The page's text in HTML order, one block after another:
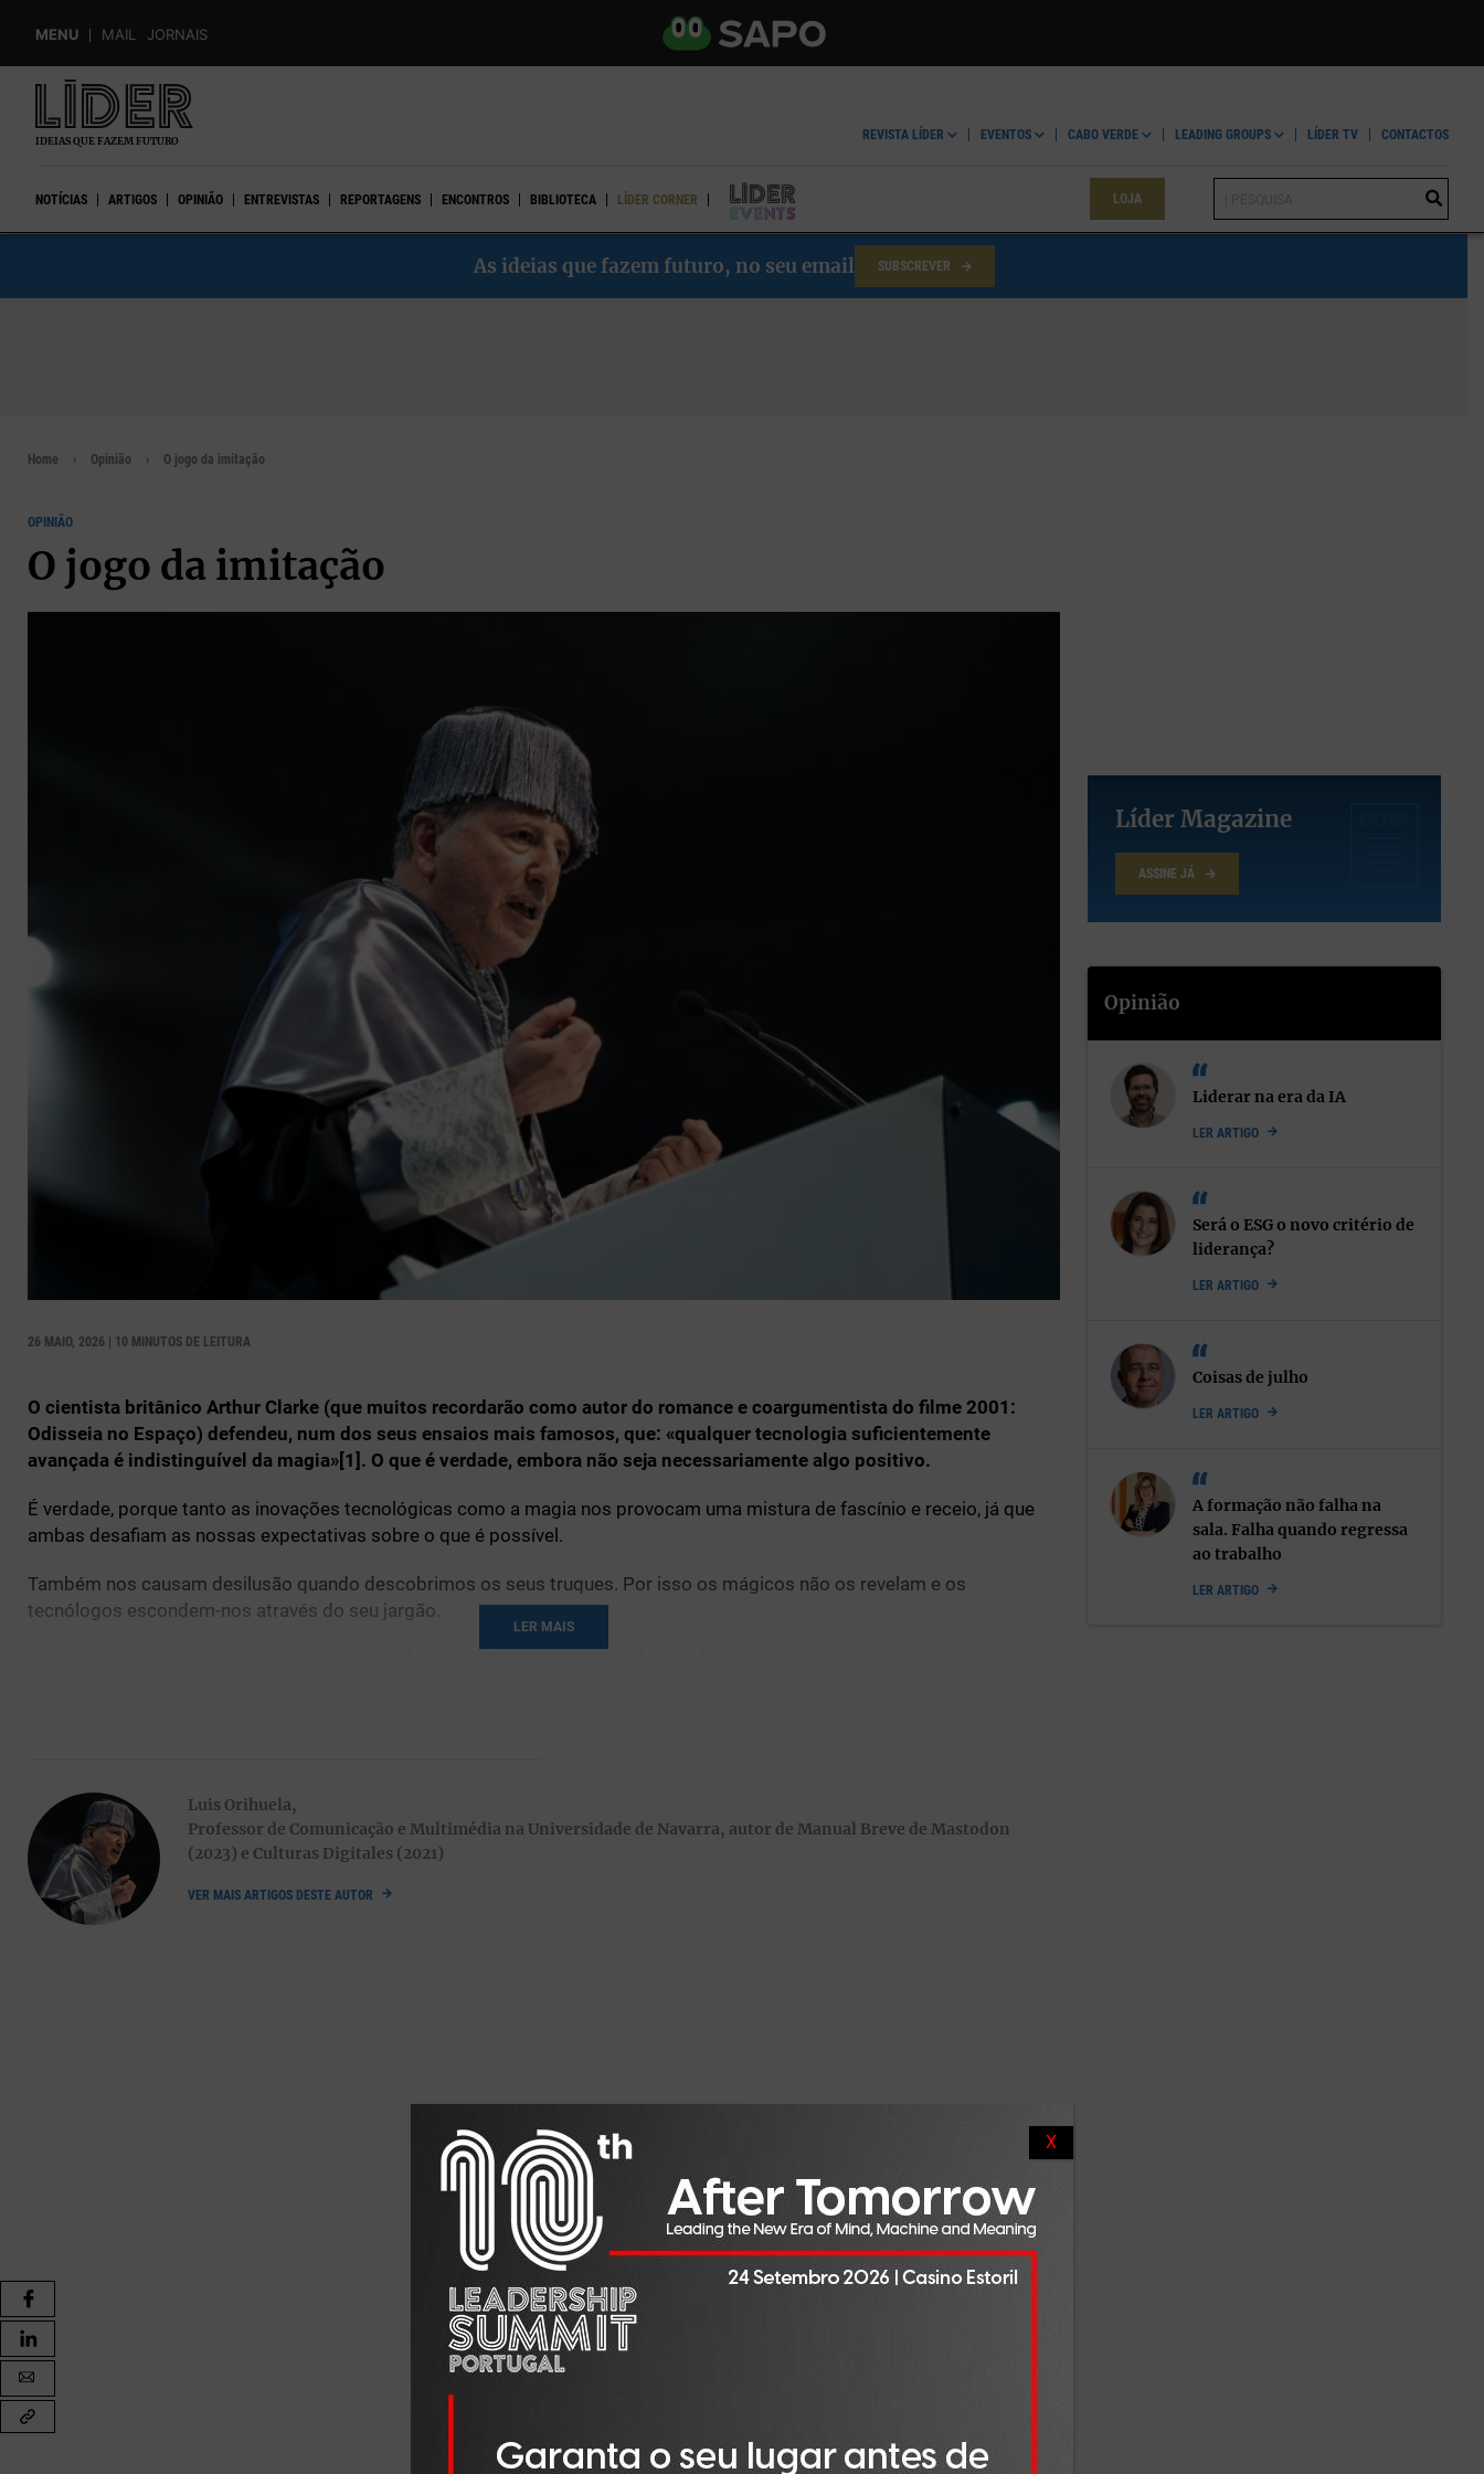
main
content
MENU MAIL JORNAIS
IDEIAS QUE FAZEM FUTURO REVISTA LÍDER EVENTOS CABO VERDE LEADING GROUPS LÍDER TV CONTACTOS
NOTÍCIAS ARTIGOS OPINIÃO ENTREVISTAS REPORTAGENS ENCONTROS BIBLIOTECA LÍDER CORNER LÍDER EVENTS LOJA
As ideias que fazem futuro, no seu email SUBSCREVER
Home Opinião O jogo da imitação
OPINIÃO
O jogo da imitação
26 MAIO, 2026 | 10 MINUTOS DE LEITURA
O cientista britânico Arthur Clarke (que muitos recordarão como autor do romance e coargumentista do filme 2001:
Odisseia no Espaço) defendeu, num dos seus ensaios mais famosos, que: «qualquer tecnologia suficientemente
avançada é indistinguível da magia»[1]. O que é verdade, embora não seja necessariamente algo positivo.
É verdade, porque tanto as inovações tecnológicas como a magia nos provocam uma mistura de fascínio e receio, já que
ambas desafiam as nossas expectativas sobre o que é possível.
Também nos causam desilusão quando descobrimos os seus truques. Por isso os mágicos não os revelam e os
tecnólogos escondem-nos através do seu jargão.
É como a atitude do Guille, o irmão mais novo da Mafalda, quando pede ajuda ao pai para escrever a carta aos Reis Magos.
O pai procura papel e lápis e Guille começa a ditar:
— Queridos Reis Magos: quero tudo.
O utilizador formula desejos, mas não consegue controlar a forma como eles são concretizados e, no final, pode receber
Um dos problemas que temos com a inteligência artificial é que a própria expressão nos impede de a pensar
adequadamente.
É uma metáfora que nos fugiu das mãos.
Como alerta o meu mestre, Juan José García-Noblejas, é preciso escolher cuidadosamente as metáforas, porque os novos
fenómenos da comunicação, diz ele, «transformam-se imediatamente — independentemente do que sejam — no objeto
.
LER MAIS
Luis Orihuela,
Professor de Comunicação e Multimédia na Universidade de Navarra, autor de Manual Breve de Mastodon
(2023) e Culturas Digitales (2021)
VER MAIS ARTIGOS DESTE AUTOR
Líder Magazine
ASSINE JÁ
Opinião
Liderar na era da IA
LER ARTIGO
Será o ESG o novo critério de
liderança?
LER ARTIGO
Coisas de julho
LER ARTIGO
A formação não falha na
sala. Falha quando regressa
ao trabalho
LER ARTIGO
X